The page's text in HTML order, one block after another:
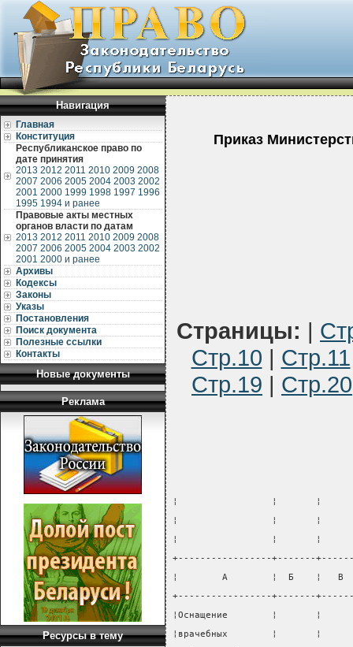
Навигация
Главная
Конституция
Республиканское право по
дате принятия
2013 2012 2011 2010 2009 2008
2007 2006 2005 2004 2003 2002
2001 2000 1999 1998 1997 1996
1995 1994 и ранее
Правовые акты местных
органов власти по датам
2013 2012 2011 2010 2009 2008
2007 2006 2005 2004 2003 2002
2001 2000 и ранее
Архивы
Кодексы
Законы
Указы
Постановления
Поиск документа
Полезные ссылки
Контакты
Новые документы
Реклама
Ресурсы в тему
Приказ
Страницы: |
Стр.10 | Стр.11
Стр.19 | Стр.20
¦                 ¦       ¦       ¦     ¦
¦                 ¦       ¦       ¦
¦                 ¦       ¦       ¦
+-----------------+-------
¦        А        ¦  Б    ¦   В   ¦
+-----------------+-------
¦Оснащение        ¦
¦врачебных        ¦